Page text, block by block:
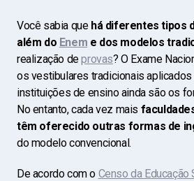
Você sabia que há diferentes tipos
além do Enem e dos modelos
realização deprovas? O Exame
os vestibulares tradicionais
instituições de ensino ainda são os
No entanto, cada vez mais
têm oferecido outras formas de
do modelo convencional.
De acordo com o Censo da Educação